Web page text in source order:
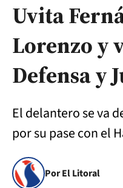
Uvita
Lorenzo y
Defensa y
El delantero se va
por su pase con el
Por El Litoral